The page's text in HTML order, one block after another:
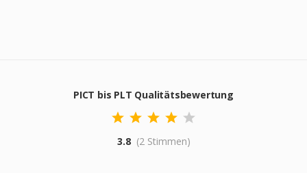
PICT bis PLT Qualitätsbewertung
3.8 (2 Stimmen)